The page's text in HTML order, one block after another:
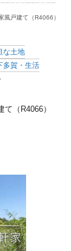
風戸建て（R4066）
な土地
多賀・生活
（R4066）